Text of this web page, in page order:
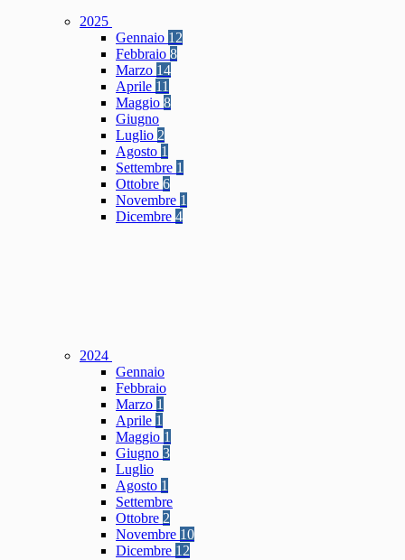
2025
Gennaio 12
Febbraio 8
Marzo 14
Aprile 11
Maggio 8
Giugno
Luglio 2
Agosto 1
Settembre 1
Ottobre 6
Novembre 1
Dicembre 4
2024
Gennaio
Febbraio
Marzo 1
Aprile 1
Maggio 1
Giugno 3
Luglio
Agosto 1
Settembre
Ottobre 2
Novembre 10
Dicembre 12